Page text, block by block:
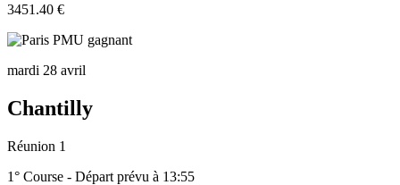
3451.40 €
mardi 28 avril
Chantilly
Réunion 1
1° Course - Départ prévu à 13:55